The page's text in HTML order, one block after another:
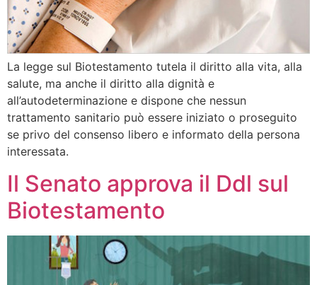
La legge sul Biotestamento tutela il diritto alla vita, alla
salute, ma anche il diritto alla dignità e
all’autodeterminazione e dispone che nessun
trattamento sanitario può essere iniziato o proseguito
se privo del consenso libero e informato della persona
interessata.
Il Senato approva il Ddl sul
Biotestamento